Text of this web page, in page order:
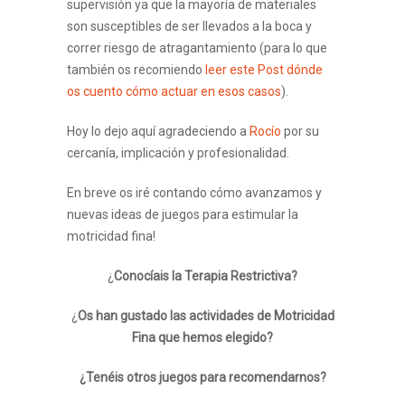
supervisión ya que la mayoría de materiales
son susceptibles de ser llevados a la boca y
correr riesgo de atragantamiento (para lo que
también os recomiendo leer este Post dónde
os cuento cómo actuar en esos casos).
Hoy lo dejo aquí agradeciendo a Rocío por su
cercanía, implicación y profesionalidad.
En breve os iré contando cómo avanzamos y
nuevas ideas de juegos para estimular la
motricidad fina!
¿Conocíais la Terapia Restrictiva?
¿Os han gustado las actividades de Motricidad
Fina que hemos elegido?
¿Tenéis otros juegos para recomendarnos?